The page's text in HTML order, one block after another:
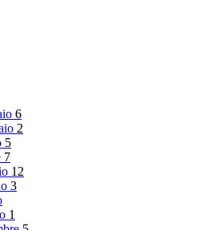
6
2
5
7
12
3
1